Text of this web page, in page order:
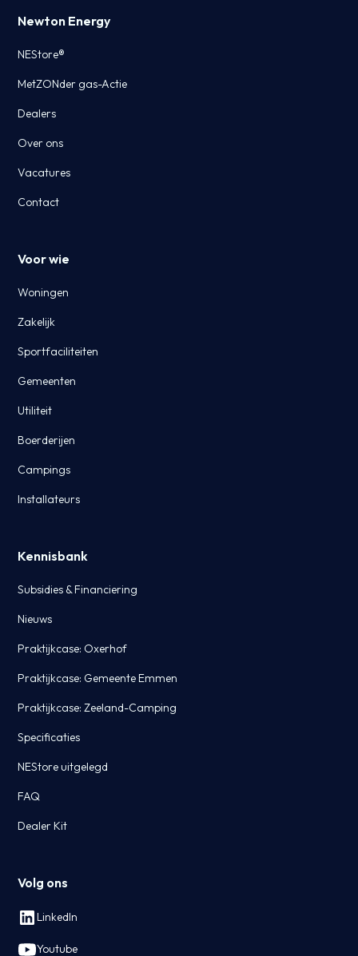
Newton Energy
NEStore®
MetZONder gas-Actie
Dealers
Over ons
Vacatures
Contact
Voor wie
Woningen
Zakelijk
Sportfaciliteiten
Gemeenten
Utiliteit
Boerderijen
Campings
Installateurs
Kennisbank
Subsidies & Financiering
Nieuws
Praktijkcase: Oxerhof
Praktijkcase: Gemeente Emmen
Praktijkcase: Zeeland-Camping
Specificaties
NEStore uitgelegd
FAQ
Dealer Kit
Volg ons
LinkedIn
Youtube